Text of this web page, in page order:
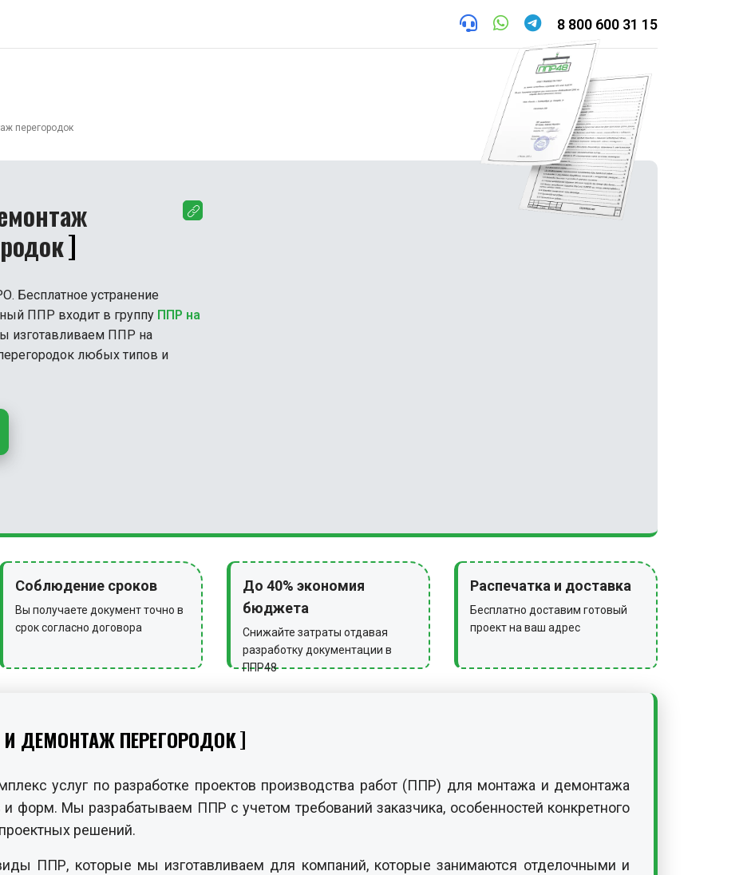
8 800 600 31 15
перегородок
Бесплатное устранение
ППР входит в группу ППР на
изготавливаем ППР на
любых типов и
Соблюдение сроков
Вы получаете документ точно в
срок согласно договора
До 40% экономия
бюджета
Снижайте затраты отдавая
разработку документации в
ППР48
Распечатка и доставка
Бесплатно доставим готовый
проект на ваш адрес
ДЕМОНТАЖ ПЕРЕГОРОДОК
услуг по разработке проектов производства работ (ППР) для монтажа и демонтажа
форм. Мы разрабатываем ППР с учетом требований заказчика, особенностей конкретного
решений.
ППР, которые мы изготавливаем для компаний, которые занимаются отделочными и